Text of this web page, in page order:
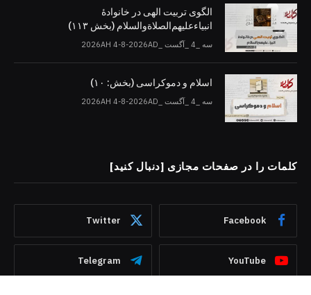
الگوی تربیت الهی در خانوادۀ
انبیاءعلیهم‌الصلاةو‌السلام (بخش ۱۱۳)
سه _4 _آگست _2026AH 4-8-2026AD
اسلام و دموکراسی (بخش: ۱۰)
سه _4 _آگست _2026AH 4-8-2026AD
کلمات را در صفحات مجازی [دنبال کنید]
Facebook
Twitter
YouTube
Telegram